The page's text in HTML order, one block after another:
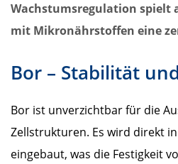
Wachstumsregulation spielt
mit Mikronährstoffen eine
Bor – Stabilität
Bor ist unverzichtbar für die
Zellstrukturen. Es wird direkt
eingebaut, was die Festigkeit